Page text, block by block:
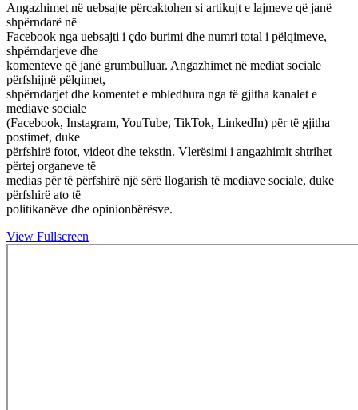
Angazhimet në uebsajte përcaktohen si artikujt e lajmeve që janë
shpërndarë në
Facebook nga uebsajti i çdo burimi dhe numri total i pëlqimeve,
shpërndarjeve dhe
komenteve që janë grumbulluar. Angazhimet në mediat sociale
përfshijnë pëlqimet,
shpërndarjet dhe komentet e mbledhura nga të gjitha kanalet e
mediave sociale
(Facebook, Instagram, YouTube, TikTok, LinkedIn) për të gjitha
postimet, duke
përfshirë fotot, videot dhe tekstin. Vlerësimi i angazhimit shtrihet
përtej organeve të
medias për të përfshirë një sërë llogarish të mediave sociale, duke
përfshirë ato të
politikanëve dhe opinionbërësve.
View Fullscreen